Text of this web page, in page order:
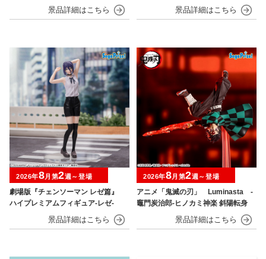
劇場版『チェンソーマン レゼ篇』
ハイプレミアムフィギュア‐レゼ‐
2026年8月第2週～登場
アニメ「鬼滅の刃」 Luminasta ‐
竈門炭治郎‐ヒノカミ神楽 斜陽転身
2026年8月第2週～登場